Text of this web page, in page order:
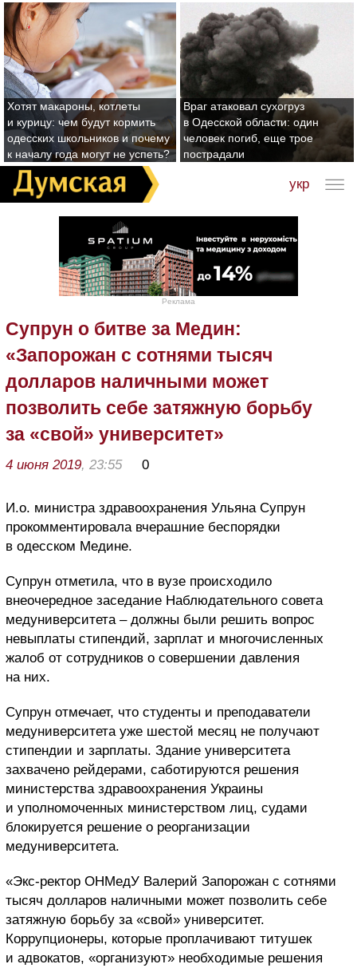
Хотят макароны, котлеты
и курицу: чем будут кормить
одесских школьников и почему
к началу года могут не успеть?
Враг атаковал сухогруз
в Одесской области: один
человек погиб, еще трое
пострадали
укр
Реклама
Супрун о битве за Медин:
«Запорожан с сотнями тысяч
долларов наличными может
позволить себе затяжную борьбу
за «свой» университет»
4 июня 2019, 23:55 0
И.о. министра здравоохранения Ульяна Супрун
прокомментировала вчерашние беспорядки
в одесском Медине.
Супрун отметила, что в вузе происходило
внеочередное заседание Наблюдательного совета
медуниверситета – должны были решить вопрос
невыплаты стипендий, зарплат и многочисленных
жалоб от сотрудников о совершении давления
на них.
Супрун отмечает, что студенты и преподаватели
медуниверситета уже шестой месяц не получают
стипендии и зарплаты. Здание университета
захвачено рейдерами, саботируются решения
министерства здравоохранения Украины
и уполномоченных министерством лиц, судами
блокируется решение о реорганизации
медуниверситета.
«Экс-ректор ОНМедУ Валерий Запорожан с сотнями
тысяч долларов наличными может позволить себе
затяжную борьбу за «свой» университет.
Коррупционеры, которые проплачивают титушек
и адвокатов, «организуют» необходимые решения